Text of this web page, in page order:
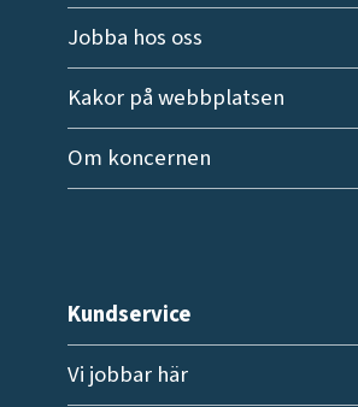
Jobba hos oss
Kakor på webbplatsen
Om koncernen
Kundservice
Vi jobbar här